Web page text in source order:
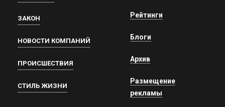
ЗАКОН
НОВОСТИ КОМПАНИЙ
ПРОИСШЕСТВИЯ
СТИЛЬ ЖИЗНИ
Рейтинги
Блоги
Архив
Размещение
рекламы